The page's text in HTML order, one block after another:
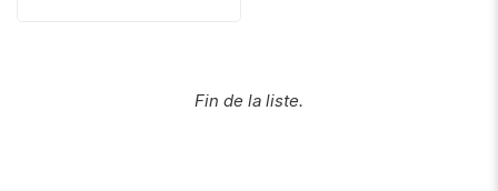
Fin de la liste.